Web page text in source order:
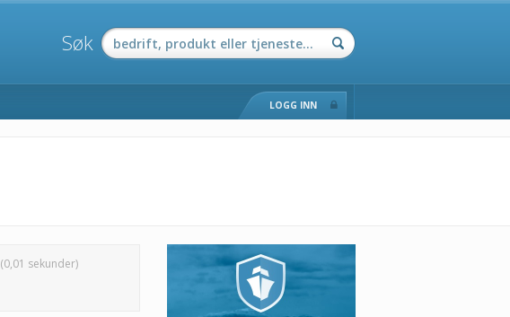
Søk
LOGG INN
(0,01 sekunder)